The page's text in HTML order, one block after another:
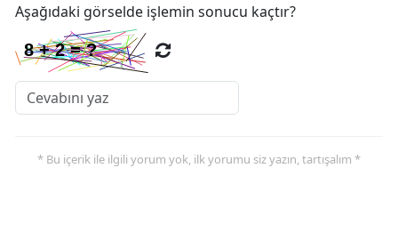
Aşağıdaki görselde işlemin sonucu kaçtır?
* Bu içerik ile ilgili yorum yok, ilk yorumu siz yazın, tartışalım *